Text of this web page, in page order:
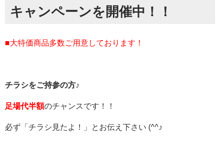
キャンペーンを開催中！！
■大特価商品多数ご用意しております！
チラシをご持参の方♪
足場代半額のチャンスです ！！
必ず 「チラシ見たよ！」 とお伝え下さい (^^♪